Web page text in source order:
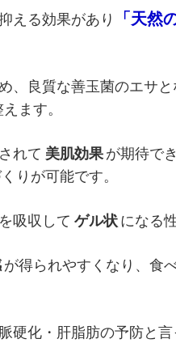
える効果があり 「天然
、良質な善玉菌のエサ
ます。
れて 美肌効果 が期待で
りが可能です。
吸収して ゲル状 になる
が得られやすくなり、食
硬化・肝脂肪の予防と